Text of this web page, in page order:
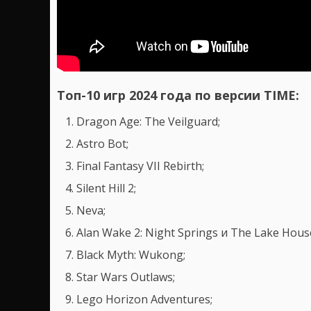
Топ-10 игр 2024 года по версии TIME:
Dragon Age: The Veilguard;
Astro Bot;
Final Fantasy VII Rebirth;
Silent Hill 2;
Neva;
Alan Wake 2: Night Springs и The Lake
Black Myth: Wukong;
Star Wars Outlaws;
Lego Horizon Adventures;